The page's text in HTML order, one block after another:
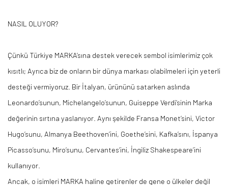
NASIL OLUYOR?
Çünkü Türkiye MARKA’sına destek verecek sembol isimlerimiz çok
kısıtlı; Ayrıca biz de onların bir dünya markası olabilmeleri için yeterli
desteği vermiyoruz. Bir İtalyan, ürününü satarken aslında
Leonardo’sunun, Michelangelo’sunun, Guiseppe Verdi’sinin Marka
değerinin sırtına yaslanıyor. Aynı şekilde Fransa Monet’sini, Victor
Hugo’sunu, Almanya Beethoven’ini, Goethe’sini, Kafka’sını, İspanya
Picasso’sunu, Miro’sunu, Cervantes’ini, İngiliz Shakespeare’ini
kullanıyor.
Ancak, o isimleri MARKA haline getirenler de gene o ülkeler değil